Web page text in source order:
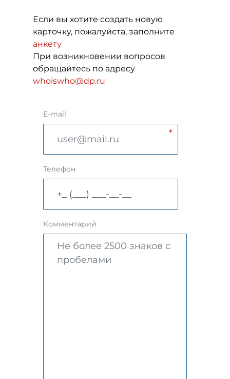
Если вы хотите создать новую
карточку, пожалуйста, заполните
анкету
При возникновении вопросов
обращайтесь по адресу
whoiswho@dp.ru
E-mail
Телефон
Комментарий